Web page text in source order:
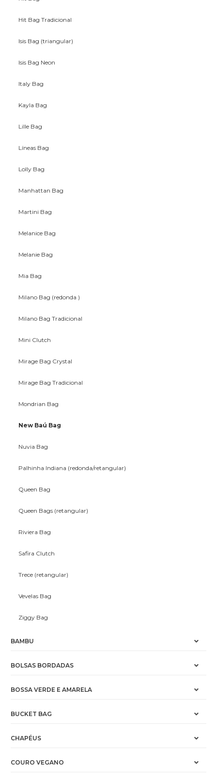
Hit Bag Tradicional
Isis Bag (triangular)
Isis Bag Neon
Italy Bag
Kayla Bag
Lille Bag
Líneas Bag
Lolly Bag
Manhattan Bag
Martini Bag
Melanice Bag
Melanie Bag
Mia Bag
Milano Bag (redonda )
Milano Bag Tradicional
Mini Clutch
Mirage Bag Crystal
Mirage Bag Tradicional
Mondrian Bag
New Baú Bag
Nuvia Bag
Palhinha Indiana (redonda/retangular)
Queen Bag
Queen Bags (retangular)
Riviera Bag
Safira Clutch
Trece (retangular)
Vevelas Bag
Ziggy Bag
BAMBU
BOLSAS BORDADAS
BOSSA VERDE E AMARELA
BUCKET BAG
CHAPÉUS
COURO VEGANO